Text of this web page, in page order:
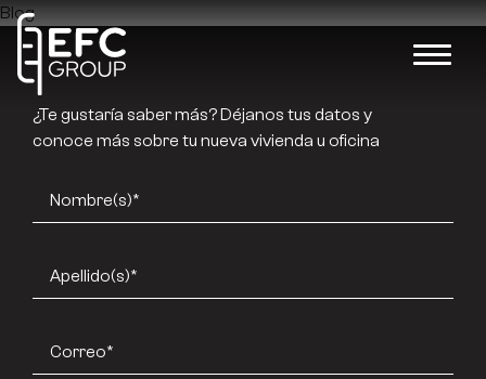
Blog
¿Te gustaría saber más? Déjanos tus datos y
conoce más sobre tu nueva vivienda u oficina